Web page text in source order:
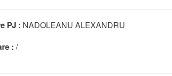
PJ : NADOLEANU ALEXANDRU
: /